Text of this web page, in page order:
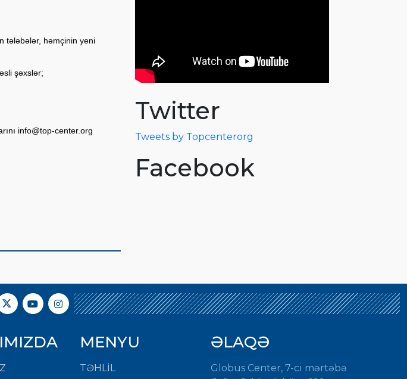
tələbələr, həmçinin yeni
şəxslər;
info@top-center.org
Twitter
Tweets by Topcenterorg
Facebook
MENYU
TƏHLİL
ƏLAQƏ
Globus Center, 7-ci mərtəbə